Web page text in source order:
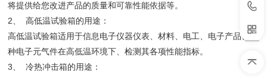
将提供给您改进产品的质量和可靠性能依据等。
2、 高低温试验箱的用途：
高低温试验箱适用于信息电子仪器仪表、材料、电工、电子产品、各
种电子元气件在高低温环境下、检测其各项性能指标。
3、 冷热冲击箱的用途：